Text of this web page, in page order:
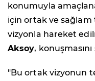
konumuyla
için ortak ve
vizyonla hareket
Aksoy,
"Bu ortak vizyonun